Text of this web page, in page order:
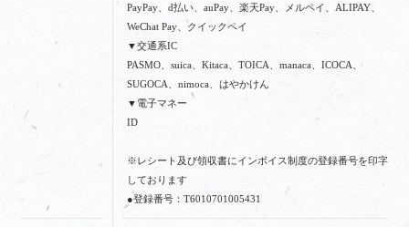
PayPay、d払い、auPay、楽天Pay、メルペイ、ALIPAY、
WeChat Pay、クイックペイ
▼交通系IC
PASMO、suica、Kitaca、TOICA、manaca、ICOCA、
SUGOCA、nimoca、はやかけん
▼電子マネー
ID
※レシート及び領収書にインボイス制度の登録番号を印字
しております
●登録番号：T6010701005431